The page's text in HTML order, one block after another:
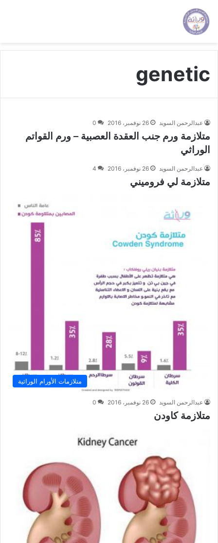
genetic
عبدالرحمن السويد 26 نوفمبر، 2016 0
متلازمة ورم جنب العقدة العصبية – ورم القواتم
الوراثي
عبدالرحمن السويد 26 نوفمبر، 2016 4
متلازمة لي فروميني
متلازمات الأورام الوراثية
عبدالرحمن السويد 26 نوفمبر، 2016 0
متلازمة كاودن